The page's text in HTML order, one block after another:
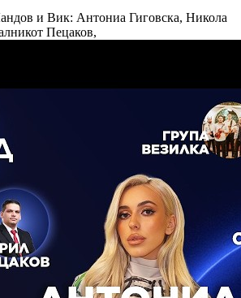
и Вик: Антониа Гиговска, Никола
Пецаков,